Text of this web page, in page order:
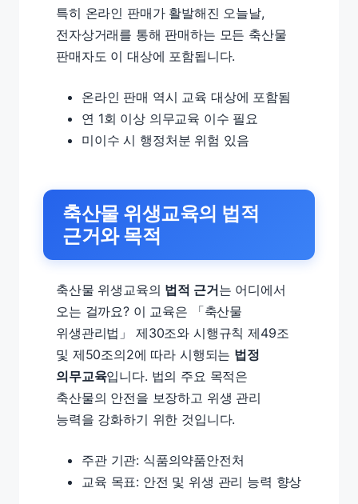
특히 온라인 판매가 활발해진 오늘날,
전자상거래를 통해 판매하는 모든 축산물
판매자도 이 대상에 포함됩니다.
온라인 판매 역시 교육 대상에 포함됨
연 1회 이상 의무교육 이수 필요
미이수 시 행정처분 위험 있음
축산물 위생교육의 법적
근거와 목적
축산물 위생교육의 법적 근거는 어디에서
오는 걸까요? 이 교육은 「축산물
위생관리법」 제30조와 시행규칙 제49조
및 제50조의2에 따라 시행되는 법정
의무교육입니다. 법의 주요 목적은
축산물의 안전을 보장하고 위생 관리
능력을 강화하기 위한 것입니다.
주관 기관: 식품의약품안전처
교육 목표: 안전 및 위생 관리 능력 향상